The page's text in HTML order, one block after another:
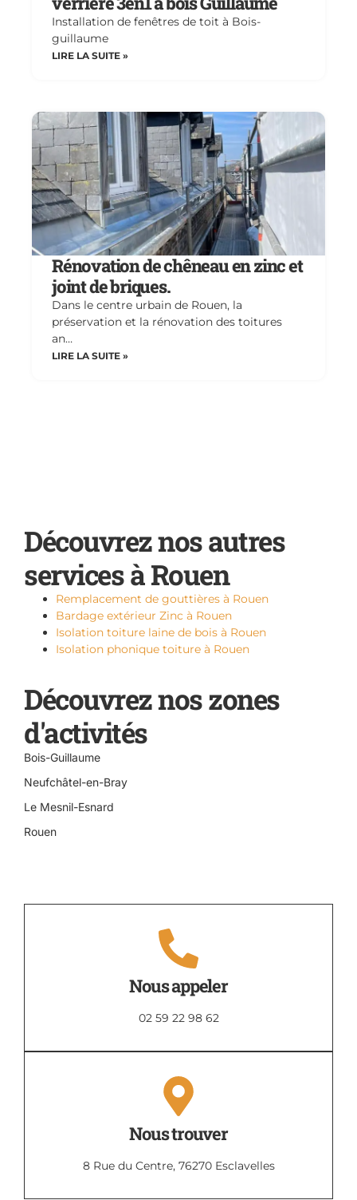
Installation de fenêtres de toit à Bois-
guillaume
LIRE LA SUITE »
Rénovation de chêneau en zinc et
joint de briques.
Dans le centre urbain de Rouen, la
préservation et la rénovation des toitures
an…
LIRE LA SUITE »
Découvrez nos autres
services à Rouen
Remplacement de gouttières à Rouen
Bardage extérieur Zinc à Rouen
Isolation toiture laine de bois à Rouen
Isolation phonique toiture à Rouen
Découvrez nos zones
d'activités
Bois-Guillaume
Neufchâtel-en-Bray
Le Mesnil-Esnard
Rouen
Nous appeler
02 59 22 98 62
Nous trouver
8 Rue du Centre, 76270 Esclavelles